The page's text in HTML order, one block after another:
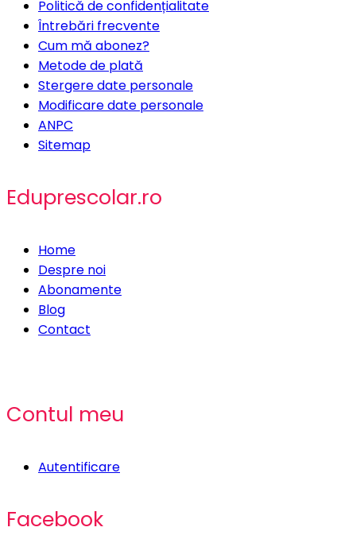
Politică de confidențialitate
Întrebări frecvente
Cum mă abonez?
Metode de plată
Stergere date personale
Modificare date personale
ANPC
Sitemap
Eduprescolar.ro
Home
Despre noi
Abonamente
Blog
Contact
Contul meu
Autentificare
Facebook